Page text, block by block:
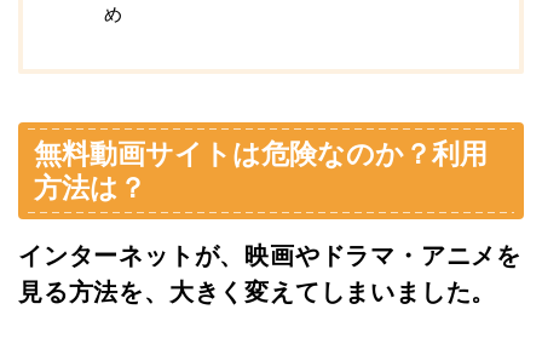
め
無料動画サイトは危険なのか？利用
方法は？
インターネットが、映画やドラマ・アニメを
見る方法を、大きく変えてしまいました。